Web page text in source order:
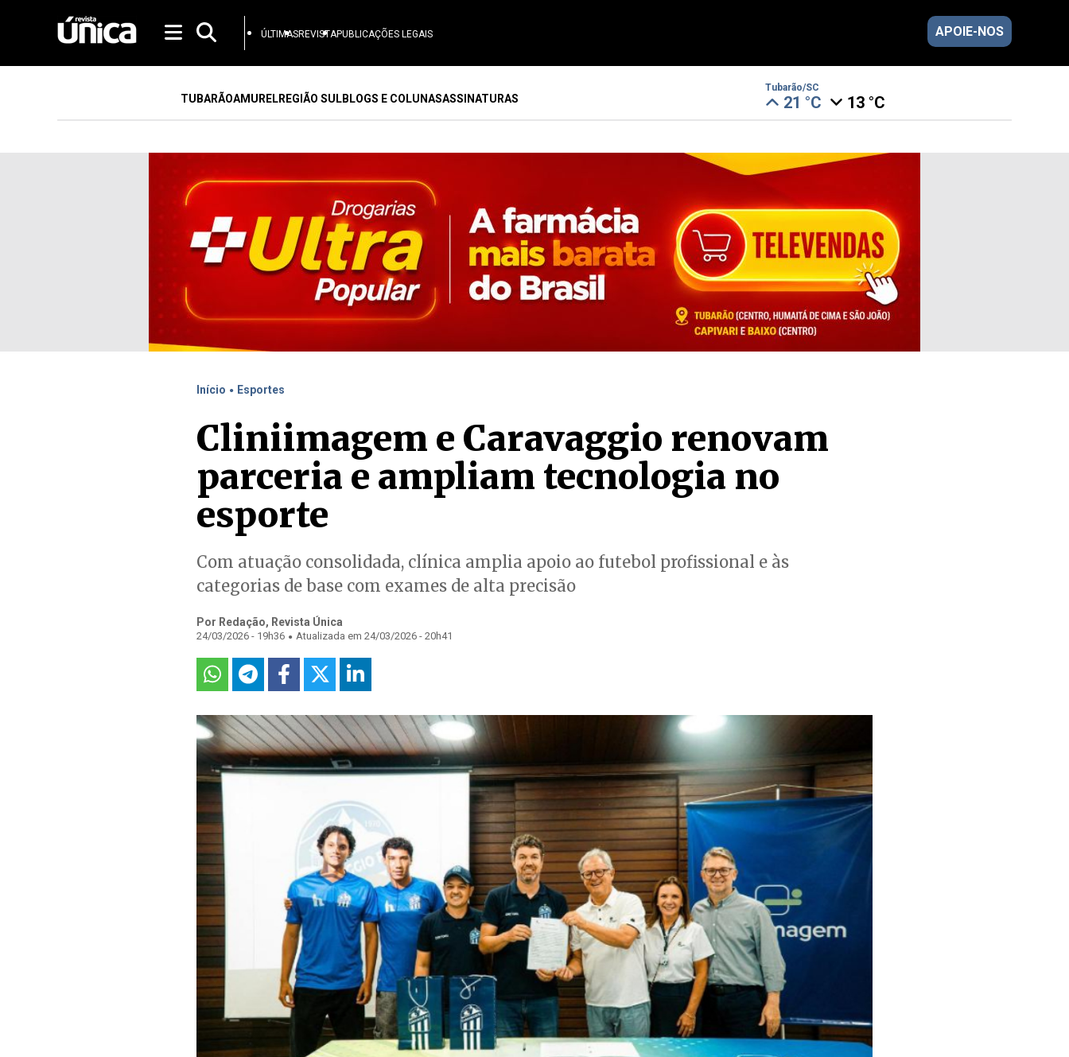
ÚLTIMASREVISTAPUBLICAÇÕES LEGAIS APOIE-NOS
TUBARÃOAMURELREGIÃO SULBLOGS E COLUNASASSINATURAS
Tubarão/SC
21 °C 13 °C
Início . Esportes
Cliniimagem e Caravaggio renovam
parceria e ampliam tecnologia no
esporte
Com atuação consolidada, clínica amplia apoio ao futebol profissional e às
categorias de base com exames de alta precisão
Por Redação, Revista Única
24/03/2026 - 19h36 . Atualizada em 24/03/2026 - 20h41